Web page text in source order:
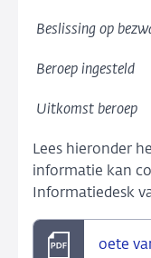
Beslissing op
Beroep ingesteld
Uitkomst beroep
Lees hieronder
informatie kan
Informatiedesk
oete